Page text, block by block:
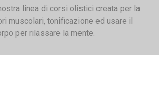
linea di corsi olistici creata per la
muscolari, tonificazione ed usare il
per rilassare la mente.